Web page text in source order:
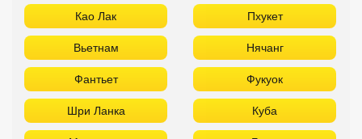
Као Лак Пхукет
Вьетнам Нячанг
Фантьет Фукуок
Шри Ланка Куба